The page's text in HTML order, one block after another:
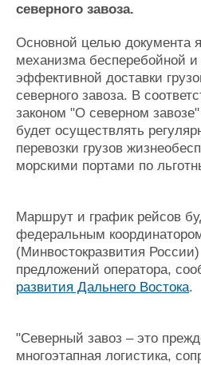
Выставки и семинары
Личности
Словарь
северного завоза.
Основной целью документа
механизма бесперебойной и
эффективной доставки
северного завоза. В
законом "О северном
будет осуществлять
перевозки грузов
морскими портами по
Маршрут и график рейсов
федеральным
(Минвостокразвития
предложений оператора,
развития Дальнего Востока.
"Северный завоз – это
многоэтапная логистика,